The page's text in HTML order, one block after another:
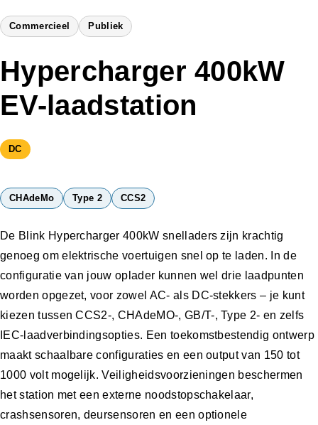
Commercieel Publiek
Hypercharger 400kW
EV-laadstation
DC
De Blink Hypercharger 400kW snelladers zijn krachtig
genoeg om elektrische voertuigen snel op te laden. In de
configuratie van jouw oplader kunnen wel drie laadpunten
worden opgezet, voor zowel AC- als DC-stekkers – je kunt
kiezen tussen CCS2-, CHAdeMO-, GB/T-, Type 2- en zelfs
IEC-laadverbindingsopties. Een toekomstbestendig ontwerp
maakt schaalbare configuraties en een output van 150 tot
1000 volt mogelijk. Veiligheidsvoorzieningen beschermen
het station met een externe noodstopschakelaar,
crashsensoren, deursensoren en een optionele
CHAdeMo Type 2 CCS2